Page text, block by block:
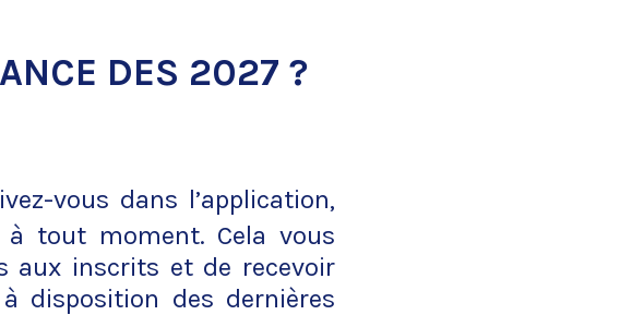
DES 2027 ?
vous dans l’application,
à tout moment. Cela vous
aux inscrits et de recevoir
disposition des dernières